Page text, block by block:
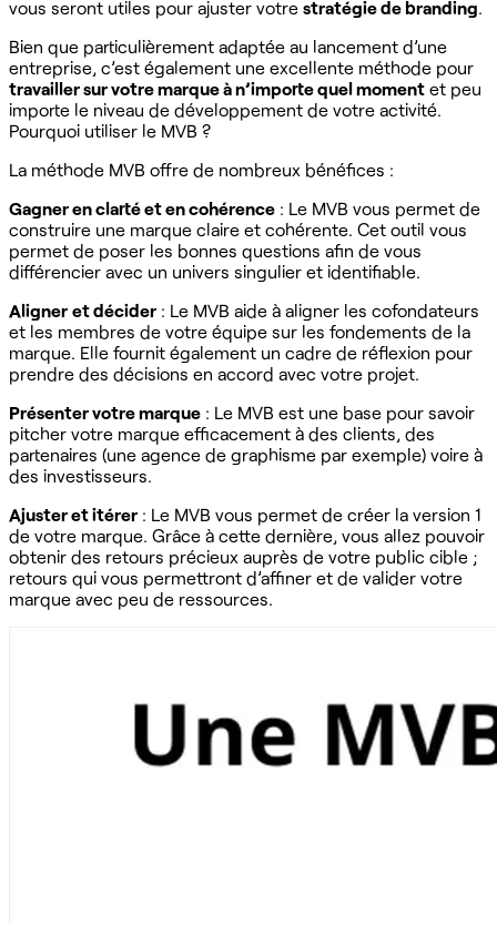
vous seront utiles pour ajuster votre stratégie de branding.
Bien que particulièrement adaptée au lancement d’une
entreprise, c’est également une excellente méthode pour
travailler sur votre marque à n’importe quel moment et peu
importe le niveau de développement de votre activité.
Pourquoi utiliser le MVB ?
La méthode MVB offre de nombreux bénéfices :
Gagner en clarté et en cohérence : Le MVB vous permet de
construire une marque claire et cohérente. Cet outil vous
permet de poser les bonnes questions afin de vous
différencier avec un univers singulier et identifiable.
Aligner et décider : Le MVB aide à aligner les cofondateurs
et les membres de votre équipe sur les fondements de la
marque. Elle fournit également un cadre de réflexion pour
prendre des décisions en accord avec votre projet.
Présenter votre marque : Le MVB est une base pour savoir
pitcher votre marque efficacement à des clients, des
partenaires (une agence de graphisme par exemple) voire à
des investisseurs.
Ajuster et itérer : Le MVB vous permet de créer la version 1
de votre marque. Grâce à cette dernière, vous allez pouvoir
obtenir des retours précieux auprès de votre public cible ;
retours qui vous permettront d’affiner et de valider votre
marque avec peu de ressources.